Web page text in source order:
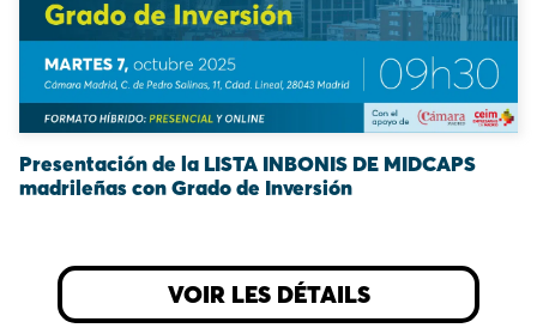
Presentación de la LISTA INBONIS DE MIDCAPS
madrileñas con Grado de Inversión
VOIR LES DÉTAILS